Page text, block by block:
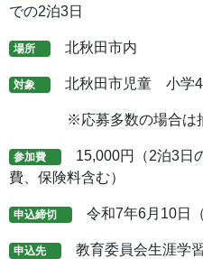
での2泊3日
場所 北秋田市内
対象 北秋田市児童 小学4
※応募多数の場合は抽選
参加費
15,000円（2泊3日
費、保険料含む）
申込締切 令和7年6月10日（
申込先
教育委員会生涯学習